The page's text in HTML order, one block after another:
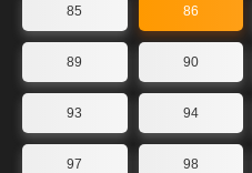
85 86
89 90
93 94
97 98